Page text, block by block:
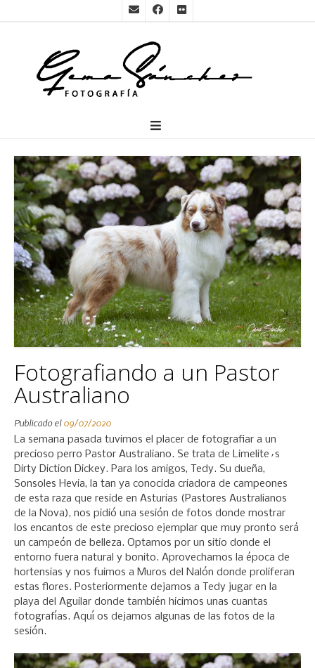
Fotografiando a un Pastor
Australiano
Publicado el09/07/2020
La semana pasada tuvimos el placer de fotografiar a un
precioso perro Pastor Australiano. Se trata de Limelite´s
Dirty Diction Dickey. Para los amigos, Tedy. Su dueña,
Sonsoles Hevia, la tan ya conocida criadora de campeones
de esta raza que reside en Asturias (Pastores Australianos
de la Nova), nos pidió una sesión de fotos donde mostrar
los encantos de este precioso ejemplar que muy pronto será
un campeón de belleza. Optamos por un sitio donde el
entorno fuera natural y bonito. Aprovechamos la época de
hortensias y nos fuimos a Muros del Nalón donde proliferan
estas flores. Posteriormente dejamos a Tedy jugar en la
playa del Aguilar donde también hicimos unas cuantas
fotografías. Aquí os dejamos algunas de las fotos de la
sesión.